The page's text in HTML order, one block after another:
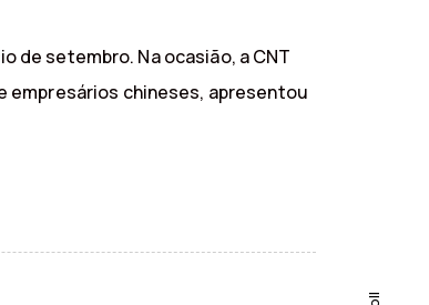
de setembro. Na ocasião, a CNT
empresários chineses, apresentou